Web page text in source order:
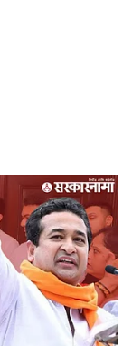
Nitesh Rane-
विधान परिषदेच्या
महायुतीचे
आतापर्यंत ठाणे
असून नाशिक आणि
झाली आहे.